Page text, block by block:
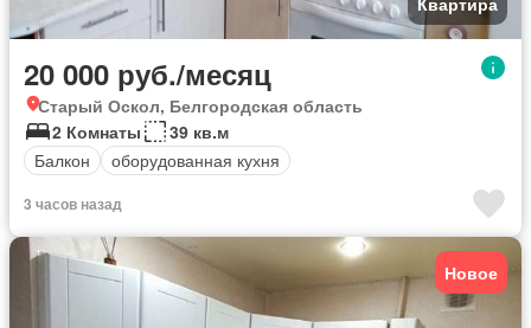
20 000 руб./месяц
Старый Оскол, Белгородская область
2 Комнаты
39 кв.м
Балкон
оборудованная кухня
3 часов назад
Новое